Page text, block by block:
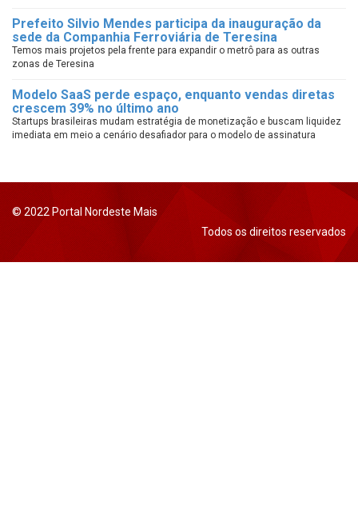
Prefeito Silvio Mendes participa da inauguração da
sede da Companhia Ferroviária de Teresina
Temos mais projetos pela frente para expandir o metrô para as outras
zonas de Teresina
Modelo SaaS perde espaço, enquanto vendas diretas
crescem 39% no último ano
Startups brasileiras mudam estratégia de monetização e buscam liquidez
imediata em meio a cenário desafiador para o modelo de assinatura
© 2022 Portal Nordeste Mais
Todos os direitos reservados